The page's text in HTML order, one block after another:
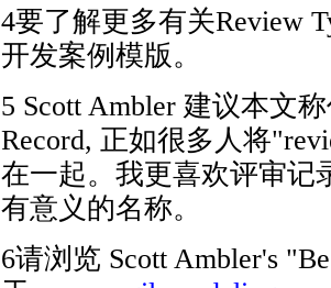
4要了解更多有关Review
开发案例模版。
5 Scott Ambler 建议本文
Record, 正如很多人将
在一起。我更喜欢评审记
有意义的名称。
6请浏览 Scott Ambler's